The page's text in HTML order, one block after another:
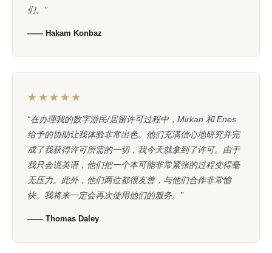
们。”
—— Hakam Konbaz
★★★★★
“在办理我的数字游民/居留许可过程中，Mirkan 和 Enes
给予的协助让我体验非常出色。他们充满信心地研究并完
成了我获得许可所需的一切，我今天就拿到了许可。由于
我只会说英语，他们把一个本可能非常紧张的过程变得毫
无压力。此外，他们两位都很友善，与他们合作非常愉
快。我将来一定会再次使用他们的服务。”
—— Thomas Daley